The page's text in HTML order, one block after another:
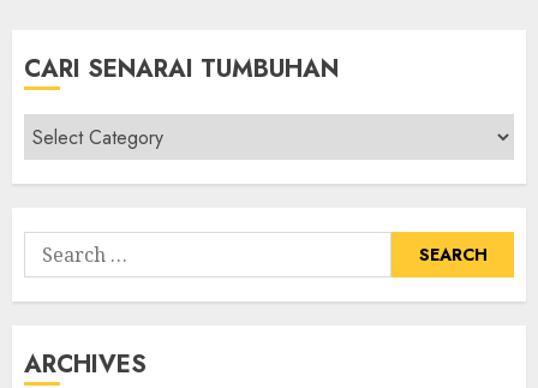
CARI SENARAI TUMBUHAN
Cari
Senarai
Tumbuhan
Search
for:
ARCHIVES